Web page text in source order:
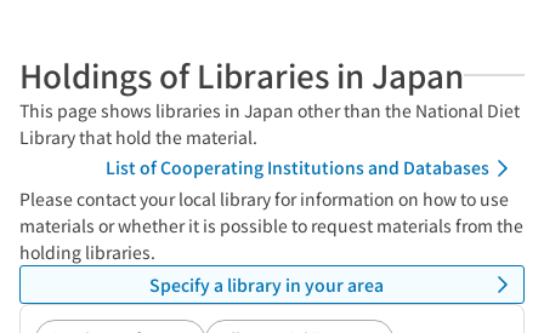
Holdings of Libraries in Japan
This page shows libraries in Japan other than the National Diet
Library that hold the material.
List of Cooperating Institutions and Databases
Please contact your local library for information on how to use
materials or whether it is possible to request materials from the
holding libraries.
Specify a library in your area